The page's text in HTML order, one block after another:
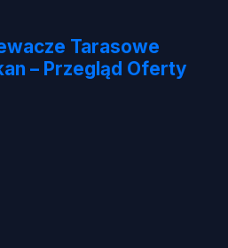
Tarasowe
– Przegląd Oferty